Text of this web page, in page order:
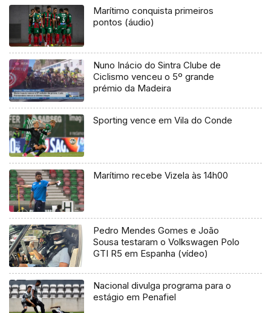
Marítimo conquista primeiros
pontos (áudio)
Nuno Inácio do Sintra Clube de
Ciclismo venceu o 5º grande
prémio da Madeira
Sporting vence em Vila do Conde
Marítimo recebe Vizela às 14h00
Pedro Mendes Gomes e João
Sousa testaram o Volkswagen Polo
GTI R5 em Espanha (vídeo)
Nacional divulga programa para o
estágio em Penafiel